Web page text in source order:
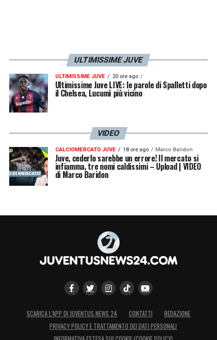
ULTIMISSIME JUVE
ULTIMISSIME JUVE 20 ore ago
Ultimissime Juve LIVE: le parole di Spalletti dopo
il Chelsea, Lucumì più vicino
VIDEO
CALCIOMERCATO JUVE 18 ore ago Marco Baridon
Juve, cederlo sarebbe un errore! Il mercato si
infiamma, tre nomi caldissimi – Upload | VIDEO
di Marco Baridon
SCARICA L’APP DI JUVENTUS NEWS 24 CONTATTI
REDAZIONE
PRIVACY POLICY E TRATTAMENTO DEI DATI PERSONALI